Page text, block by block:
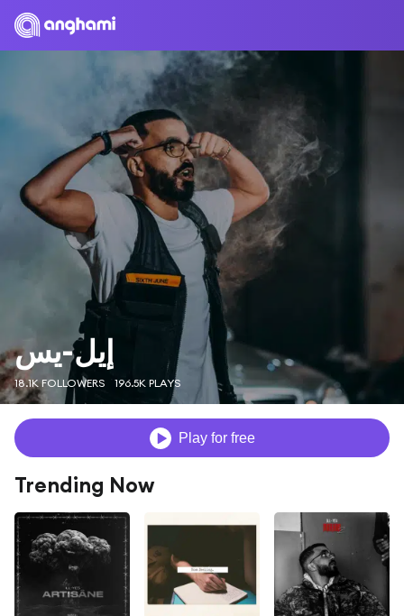
إيل-يس
18.1K FOLLOWERS 196.5K PLAYS
Play for free
Trending Now